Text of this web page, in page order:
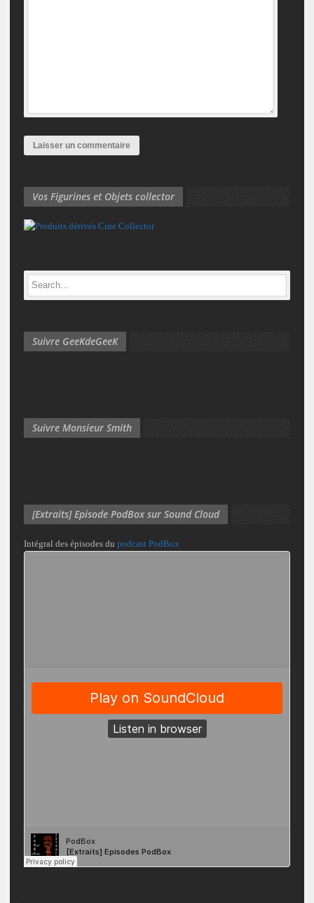
Vos Figurines et Objets collector
Suivre GeeKdeGeeK
Suivre Monsieur Smith
[Extraits] Episode PodBox sur Sound Cloud
Intégral des épisodes du podcast PodBox